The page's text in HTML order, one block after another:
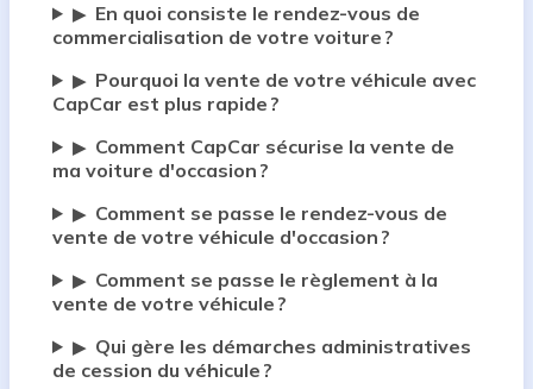
▶ En quoi consiste le rendez-vous de
commercialisation de votre voiture ?
▶ Pourquoi la vente de votre véhicule avec
CapCar est plus rapide ?
▶ Comment CapCar sécurise la vente de
ma voiture d'occasion ?
▶ Comment se passe le rendez-vous de
vente de votre véhicule d'occasion ?
▶ Comment se passe le règlement à la
vente de votre véhicule ?
▶ Qui gère les démarches administratives
de cession du véhicule ?